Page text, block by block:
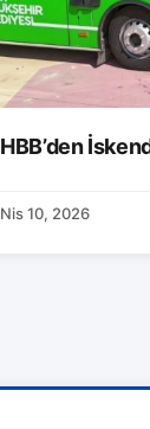
HBB’den
Nis 10, 2026